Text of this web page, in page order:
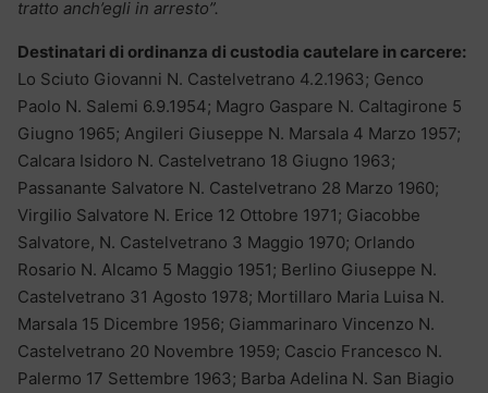
tratto anch’egli in arresto”.
Destinatari di ordinanza di custodia cautelare in carcere:
Lo Sciuto Giovanni N. Castelvetrano 4.2.1963; Genco
Paolo N. Salemi 6.9.1954; Magro Gaspare N. Caltagirone 5
Giugno 1965; Angileri Giuseppe N. Marsala 4 Marzo 1957;
Calcara Isidoro N. Castelvetrano 18 Giugno 1963;
Passanante Salvatore N. Castelvetrano 28 Marzo 1960;
Virgilio Salvatore N. Erice 12 Ottobre 1971; Giacobbe
Salvatore, N. Castelvetrano 3 Maggio 1970; Orlando
Rosario N. Alcamo 5 Maggio 1951; Berlino Giuseppe N.
Castelvetrano 31 Agosto 1978; Mortillaro Maria Luisa N.
Marsala 15 Dicembre 1956; Giammarinaro Vincenzo N.
Castelvetrano 20 Novembre 1959; Cascio Francesco N.
Palermo 17 Settembre 1963; Barba Adelina N. San Biagio